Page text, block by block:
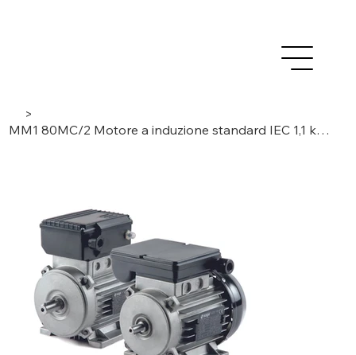
>
MM1 80MC/2 Motore a induzione standard IEC 1,1 kW monofase / 2 poli, 230 V / 50 Hz